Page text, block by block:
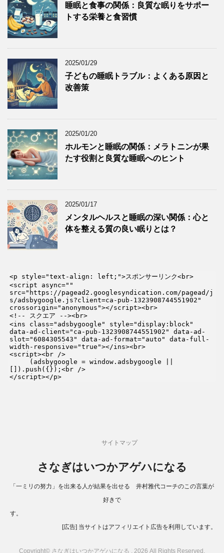
睡眠と食事の関係：良質な眠りをサポー
トする栄養と食習慣
2025/01/29
子どもの睡眠トラブル：よくある原因と
改善策
2025/01/20
ホルモンと睡眠の関係：メラトニンが果
たす役割と良質な睡眠へのヒント
2025/01/17
メンタルヘルスと睡眠の深い関係：心と
体を整える質の良い眠りとは？
<p style="text-align: left;">スポンサーリンク<br>
<script async=""
src="https://pagead2.googlesyndication.com/pagead/j
s/adsbygoogle.js?client=ca-pub-1323908744551902"
crossorigin="anonymous"></script><br>
<!-- スクエア --><br>
<ins class="adsbygoogle" style="display:block"
data-ad-client="ca-pub-1323908744551902" data-ad-
slot="6084305543" data-ad-format="auto" data-full-
width-responsive="true"></ins><br>
<script><br />
[]).push({});<br />
</script></p>
サイトマップ
さなぎはいつかアゲハになる
「一ミリの努力」を出来る人が結果を出せる 井村雅代コーチのこの言葉が
好きで
す。
[広告] 当サイトはアフィリエイト広告を利用しています。
Copyright© さなぎはいつかアゲハになる , 2026 All Rights Reserved.